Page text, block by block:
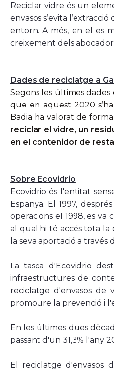
Reciclar vidre és un
envasos s’evita
entorn. A més, en el es
creixement dels
Dades de reciclatge a
Segons les últimes dades
que en aquest 2020
Badia ha valorat de
reciclar el vidre, un
en el contenidor de
Sobre Ecovidrio
Ecovidrio és l'entitat
Espanya. El 1997,
operacions el 1998, es
al qual hi té accés tota la
la seva aportació a
La tasca d'Ecovidrio
infraestructures de
reciclatge d'envasos de
promoure la prevenció i
En les últimes dues
passant d'un 31,3% l'any
El reciclatge d'envasos